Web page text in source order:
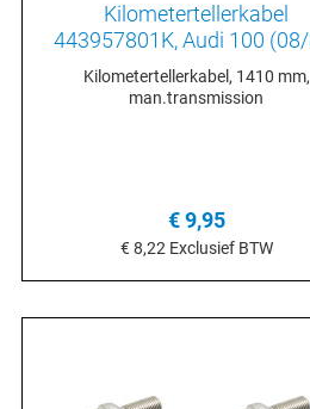
Kilometertellerkabel
443957801K, Audi 100 (08/82-
12/87)
Kilometertellerkabel, 1410 mm,
man.transmission
€ 9,95
€ 8,22 Exclusief BTW